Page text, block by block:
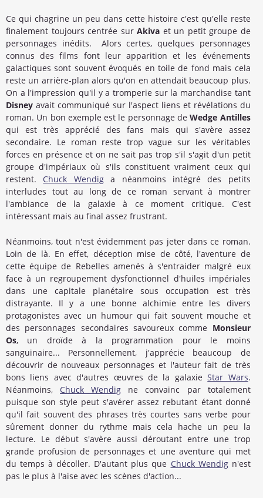
Ce qui chagrine un peu dans cette histoire c'est qu'elle reste
finalement toujours centrée surAkiva et un petit groupe de
personnages inédits. Alors certes, quelques personnages
connus des films font leur apparition et les événements
galactiques sont souvent évoqués en toile de fond mais cela
reste un arrière-plan alors qu'on en attendait beaucoup plus.
On a l'impression qu'il y a tromperie sur la marchandise tant
Disney avait communiqué sur l'aspect liens et révélations du
roman. Un bon exemple est le personnage deWedge Antilles
qui est très apprécié des fans mais qui s'avère assez
secondaire. Le roman reste trop vague sur les véritables
forces en présence et on ne sait pas trop s'il s'agit d'un petit
groupe d'impériaux où s'ils constituent vraiment ceux qui
restent. Chuck Wendiga néanmoins intégré des petits
interludes tout au long de ce roman servant à montrer
l'ambiance de la galaxie à ce moment critique. C'est
intéressant mais au final assez frustrant.
Néanmoins, tout n'est évidemment pas jeter dans ce roman.
Loin de là. En effet, déception mise de côté, l'aventure de
cette équipe de Rebelles amenés à s'entraider malgré eux
face à un regroupement dysfonctionnel d'huiles impériales
dans une capitale planétaire sous occupation est très
distrayante. Il y a une bonne alchimie entre les divers
protagonistes avec un humour qui fait souvent mouche et
des personnages secondaires savoureux comme Monsieur
Os, un droïde à la programmation pour le moins
sanguinaire... Personnellement, j'apprécie beaucoup de
découvrir de nouveaux personnages et l'auteur fait de très
bons liens avec d'autres œuvres de la galaxieStar Wars.
Néanmoins, Chuck Wendig ne convainc par totalement
puisque son style peut s'avérer assez rebutant étant donné
qu'il fait souvent des phrases très courtes sans verbe pour
sûrement donner du rythme mais cela hache un peu la
lecture. Le début s'avère aussi déroutant entre une trop
grande profusion de personnages et une aventure qui met
du temps à décoller. D'autant plus que Chuck Wendign'est
pas le plus à l'aise avec les scènes d'action...